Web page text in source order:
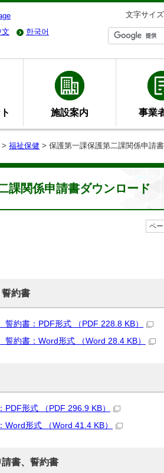
文字サイズ
한국어
施設案内 事業
> 福祉保健 > 保護第一課保護第二課関係申請
課関係申請書ダウンロード
ペ
約書
誓約書：PDF形式 （PDF 228.8 KB）
誓約書：Word形式 （Word 28.4 KB）
PDF形式 （PDF 296.9 KB）
Word形式 （Word 41.4 KB）
書、誓約書